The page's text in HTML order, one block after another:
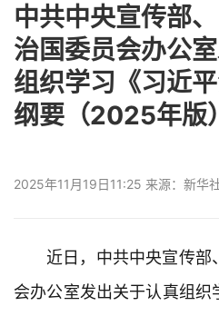
中共中央宣传部
治国委员会办公
组织学习《习近
纲要（2025年版
2025年11月19日11:25 来源：新华
近日，中共中央宣传部
会办公室发出关于认真组